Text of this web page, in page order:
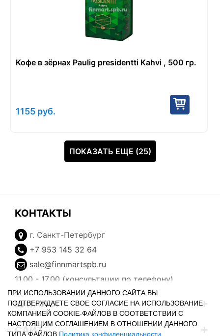
Кофе в зёрнах Paulig presidentti Kahvi , 500 гр.
1155 руб.
ПОКАЗАТЬ ЕЩЕ (25)
КОНТАКТЫ
г. Санкт-Петербург
+7 953 145 32 64
sale@finnmartspb.ru
11.00 - 17.00 (консультации по телефону)
КАТАЛОГ
САЙТ
ПРИ ИСПОЛЬЗОВАНИИ ДАННОГО САЙТА ВЫ
ПОДТВЕРЖДАЕТЕ СВОЕ СОГЛАСИЕ НА ИСПОЛЬЗОВАНИЕ
КОМПАНИЕЙ COOKIE-ФАЙЛОВ В СООТВЕТСТВИИ С
НАСТОЯЩИМ СОГЛАШЕНИЕМ В ОТНОШЕНИИ ДАННОГО
ТИПА ФАЙЛОВ Политика конфиденциальности